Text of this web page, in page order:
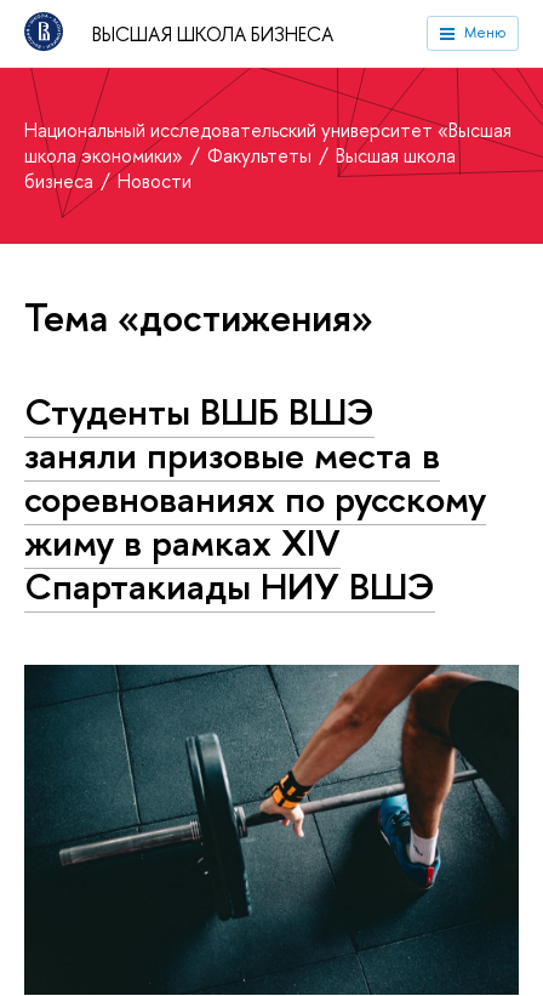
ВЫСШАЯ ШКОЛА БИЗНЕСА Меню
Национальный исследовательский университет «Высшая
школа экономики»
Факультеты
Высшая школа
бизнеса
Новости
Тема «достижения»
Студенты ВШБ ВШЭ
заняли призовые места в
соревнованиях по русскому
жиму в рамках XIV
Спартакиады НИУ ВШЭ